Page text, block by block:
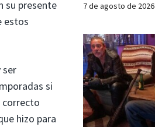
su presente
estos
ser
si
correcto
hizo para
7 de agosto de 2026